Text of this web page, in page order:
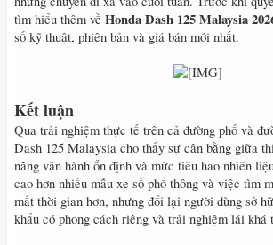
tìm hiểu thêm về Honda Dash 125 Malaysia
số kỹ thuật, phiên bản và giá bán mới nhất.
Kết luận
Qua trải nghiệm thực tế trên cả đường phố và
Dash 125 Malaysia cho thấy sự cân bằng giữa
năng vận hành ổn định và mức tiêu hao nhiên
cao hơn nhiều mẫu xe số phổ thông và việc tìm
mất thời gian hơn, nhưng đổi lại người dùng sở
khẩu có phong cách riêng và trải nghiệm lái khá